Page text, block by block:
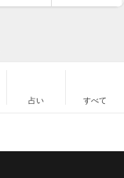
占い すべて